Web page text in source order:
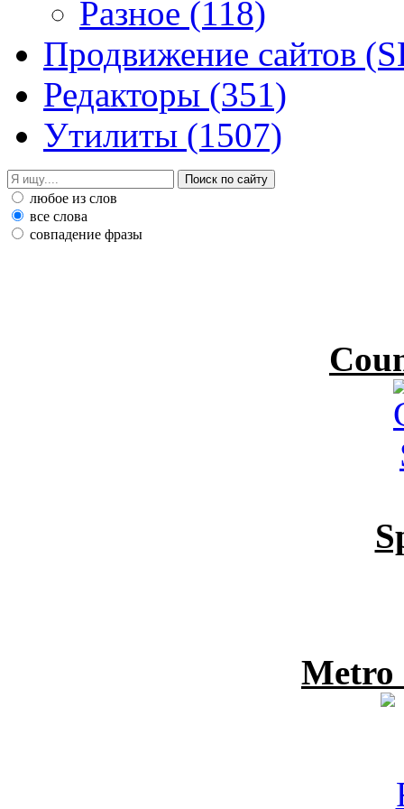
Разное (118)
Продвижение сайтов
Редакторы (351)
Утилиты (1507)
любое из слов
все слова
совпадение фразы
Metro